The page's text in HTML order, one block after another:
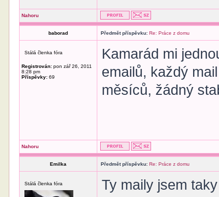
Nahoru
baborad Předmět příspěvku: Re: Práce z domu
Stálá členka fóra
Registrován: pon zář 26, 2011
8:28 pm
Příspěvky: 69
Kamarád mi
emailů, každý
měsíců, žádný
Nahoru
Emilka Předmět příspěvku: Re: Práce z domu
Stálá členka fóra
Ty maily jsem